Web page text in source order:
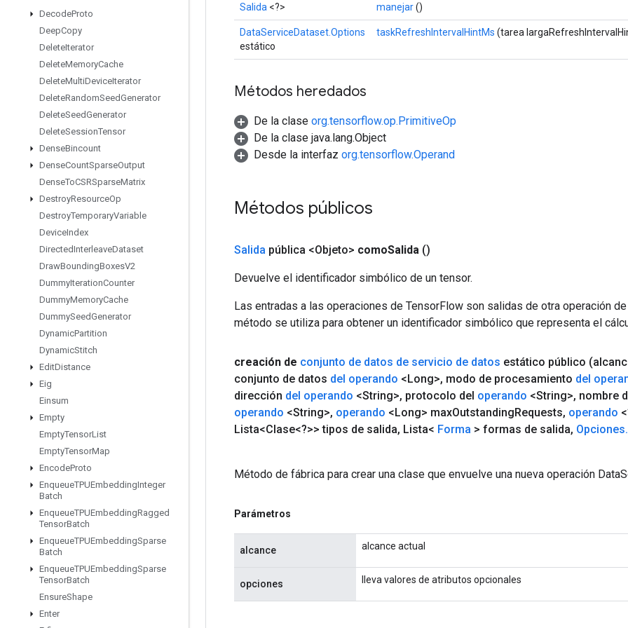
DecodeProto
DeepCopy
DeleteIterator
DeleteMemoryCache
DeleteMultiDeviceIterator
DeleteRandomSeedGenerator
DeleteSeedGenerator
DeleteSessionTensor
DenseBincount
DenseCountSparseOutput
DenseToCSRSparseMatrix
DestroyResourceOp
DestroyTemporaryVariable
DeviceIndex
DirectedInterleaveDataset
DrawBoundingBoxesV2
DummyIterationCounter
DummyMemoryCache
DummySeedGenerator
DynamicPartition
DynamicStitch
EditDistance
Eig
Einsum
Empty
EmptyTensorList
EmptyTensorMap
EncodeProto
EnqueueTPUEmbeddingInteger
Batch
EnqueueTPUEmbeddingRagged
TensorBatch
EnqueueTPUEmbeddingSparse
Batch
EnqueueTPUEmbeddingSparse
TensorBatch
EnsureShape
Enter
Salida <?> manejar()
DataServiceDataset.Options
estático
taskRefreshIntervalHintMs (tarea
Métodos heredados
De la clase org.tensorflow.op.PrimitiveOp
De la clase java.lang.Object
Desde la interfaz org.tensorflow.Operand
Métodos públicos
Salida pública <Objeto> comoSalida ()
Devuelve el identificador simbólico de un tensor.
Las entradas a las operaciones de TensorFlow son salidas de otra operación
método se utiliza para obtener un identificador simbólico que representa el
creación de conjunto de datos de servicio de datos estático público
conjunto de datos del operando <Long>, modo de procesamiento del
dirección del operando <String>, protocolo del operando <String>, nombre
operando <String>, operando <Long> maxOutstandingRequests, operando
Lista<Clase<?>> tipos de salida, Lista< Forma > formas de salida, Opciones.
Método de fábrica para crear una clase que envuelve una nueva operación
Parámetros
alcance alcance actual
opciones lleva valores de atributos opcionales